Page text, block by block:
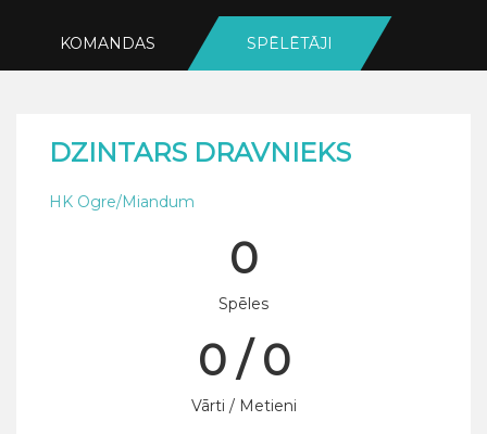
KOMANDAS SPĒLĒTĀJI
DZINTARS DRAVNIEKS
HK Ogre/Miandum
0
Spēles
0 / 0
Vārti / Metieni